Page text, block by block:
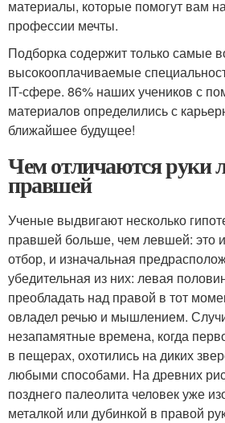
материалы, которые помогут вам
профессии мечты.
Подборка содержит только самые
высокооплачиваемые
IT-сфере. 86% наших учеников с
материалов определились с
ближайшее будущее!
Чем отличаются руки
правшей
Ученые выдвигают несколько
правшей больше, чем левшей: это
отбор, и изначальная
убедительная из них: левая
преобладать над правой в тот
овладел речью и мышлением.
незапамятные времена, когда
в пещерах, охотились на диких
любыми способами. На древних
позднего палеолита человек уже
металкой или дубинкой в правой